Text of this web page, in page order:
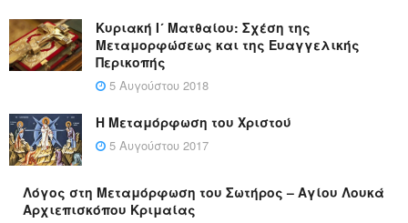
Κυριακή Ι´ Ματθαίου: Σχέση της
Μεταμορφώσεως και της Ευαγγελικής
Περικοπής
5 Αυγούστου 2018
Η Μεταμόρφωση του Χριστού
5 Αυγούστου 2017
Λόγος στη Μεταμόρφωση του Σωτήρος – Αγίου Λουκά
Αρχιεπισκόπου Κριμαίας